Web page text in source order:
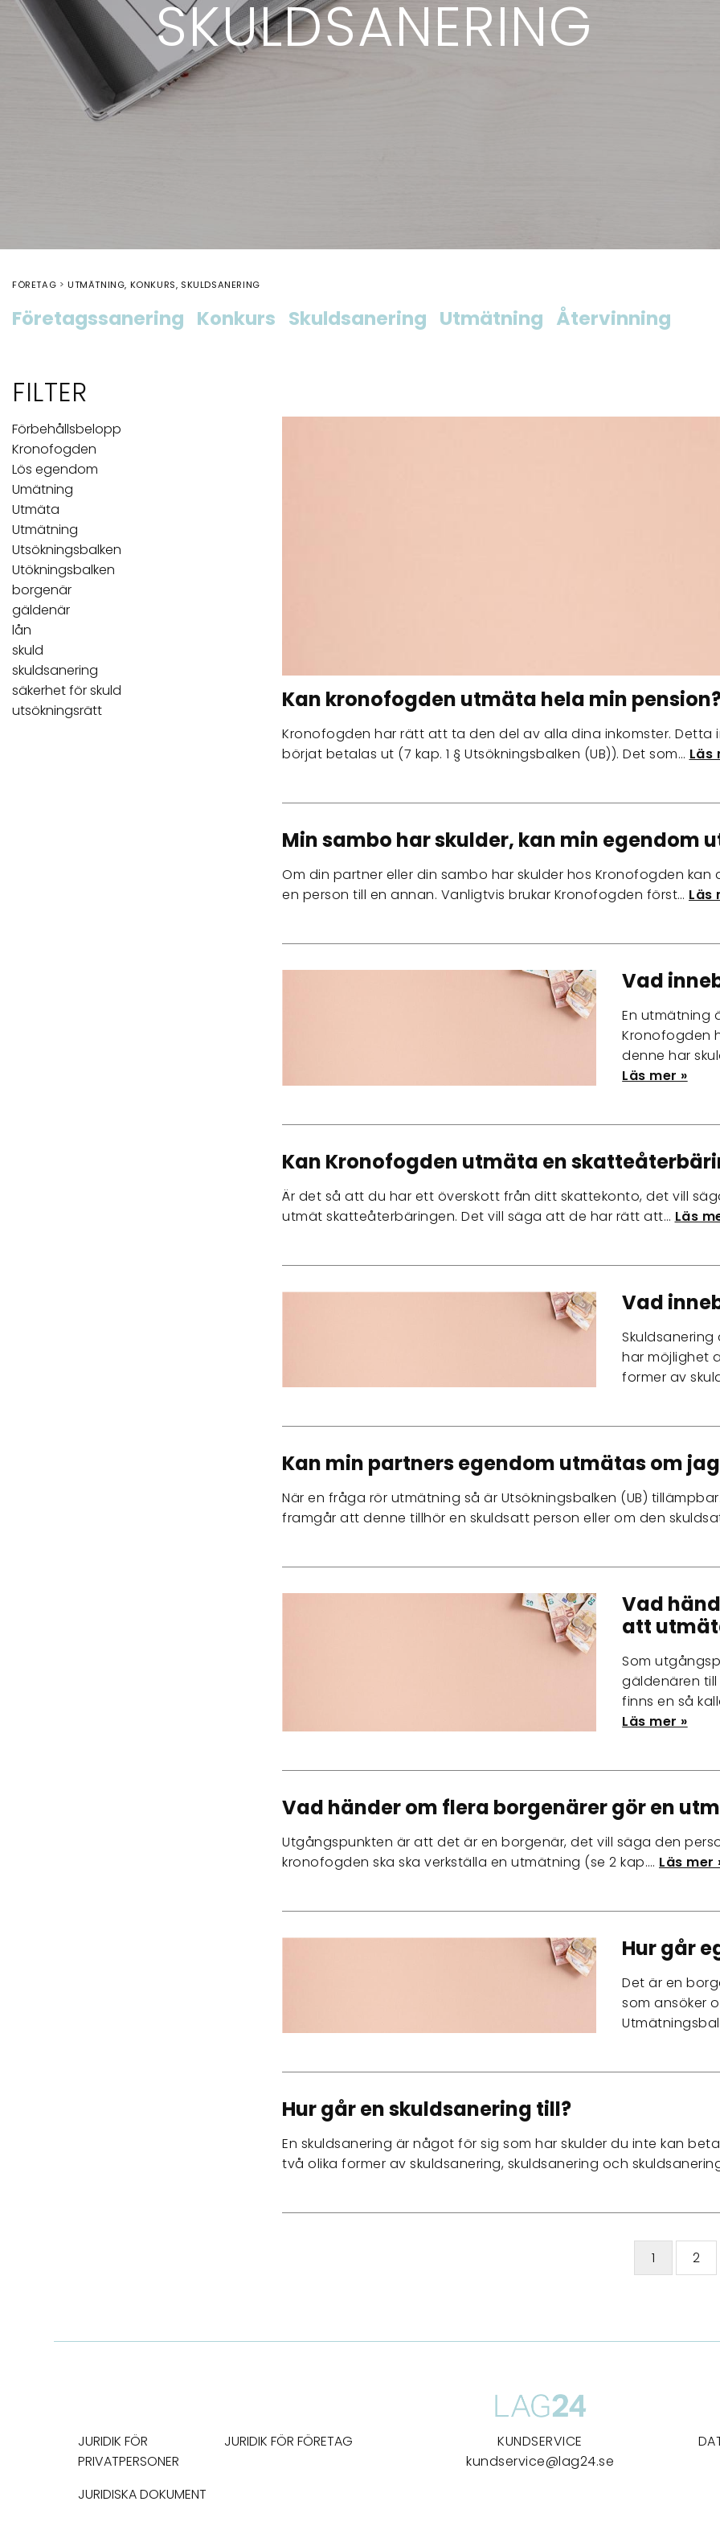
SKULDSANERING
FÖRETAG UTMÄTNING, KONKURS, SKULDSANERING
Företagssanering Konkurs Skuldsanering Utmätning Återvinning
FILTER
Förbehållsbelopp
Kronofogden
Lös egendom
Umätning
Utmäta
Utmätning
Utsökningsbalken
Utökningsbalken
borgenär
gäldenär
lån
skuld
skuldsanering
säkerhet för skuld
utsökningsrätt
Kan kronofogden utmäta hela min
Kronofogden har rätt att ta den del av alla dina inkomster. Detta
börjat betalas ut (7 kap. 1 § Utsökningsbalken (UB)). Det som… Läs
Min sambo har skulder, kan min egendom
Om din partner eller din sambo har skulder hos Kronofogden
en person till en annan. Vanligtvis brukar Kronofogden först… Läs
Vad
En utmätning
Kronofogden
denne har
Läs mer »
Kan Kronofogden utmäta en
Är det så att du har ett överskott från ditt skattekonto, det vill
utmät skatteåterbäringen. Det vill säga att de har rätt att… Läs
Vad
har möjlighet
former av
Kan min partners egendom utmätas om
När en fråga rör utmätning så är Utsökningsbalken (UB)
framgår att denne tillhör en skuldsatt person eller om den
Vad
att
Som
gäldenären
finns en så
Läs mer »
Vad händer om flera borgenärer gör en
Utgångspunkten är att det är en borgenär, det vill säga den
kronofogden ska ska verkställa en utmätning (se 2 kap.… Läs mer
Hur går
Det är en
som ansöker
Hur går en skuldsanering till?
En skuldsanering är något för sig som har skulder du inte kan
två olika former av skuldsanering, skuldsanering och
1 2
JURIDIK FÖR
PRIVATPERSONER
JURIDIK FÖR FÖRETAG
JURIDISKA DOKUMENT
KUNDSERVICE
kundservice@lag24.se